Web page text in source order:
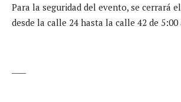
Para la seguridad del evento, se cerrará
desde la calle 24 hasta la calle 42 de 5:00